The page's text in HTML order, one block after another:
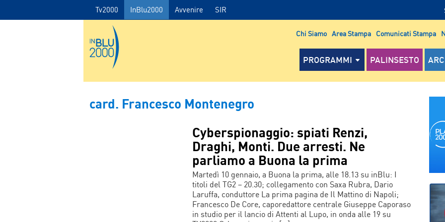
Tv2000 InBlu2000 Avvenire SIR
Chi Siamo Area Stampa Comunicati Stampa
PROGRAMMI PALINSESTO
card. Francesco Montenegro
Cyberspionaggio: spiati Renzi,
Draghi, Monti. Due arresti. Ne
parliamo a Buona la prima
Martedì 10 gennaio, a Buona la prima, alle 18.13 su inBlu: I
titoli del TG2 – 20.30; collegamento con Saxa Rubra, Dario
Laruffa, conduttore La prima pagina de Il Mattino di Napoli;
Francesco De Core, caporedattore centrale Giuseppe Caporaso
in studio per il lancio di Attenti al Lupo, in onda alle 19 su